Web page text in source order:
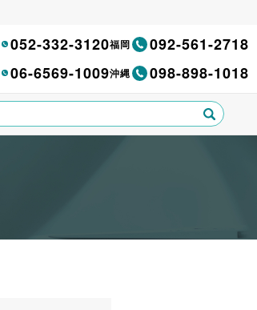
052-332-3120福岡 092-561-2718
06-6569-1009沖縄 098-898-1018